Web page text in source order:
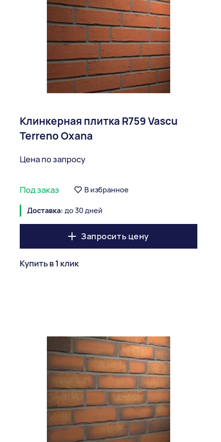
Клинкерная плитка R759 Vascu
Terreno Oxana
Цена по запросу
Под заказ В избранное
Доставка: до 30 дней
Запросить цену
Купить в 1 клик